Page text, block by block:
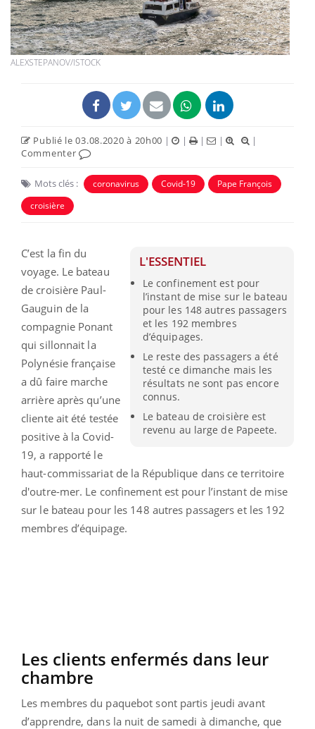
ALEXSTEPANOV/ISTOCK
Publié le 03.08.2020 à 20h00 | | | |
|
Commenter
Mots clés : coronavirus Covid-19
Pape François
croisière
L'ESSENTIEL
Le confinement est pour
l’instant de mise sur le bateau
pour les 148 autres passagers
et les 192 membres
d’équipages.
Le reste des passagers a été
testé ce dimanche mais les
résultats ne sont pas encore
connus.
Le bateau de croisière est
revenu au large de Papeete.
C’est la fin du
voyage. Le bateau
de croisière Paul-
Gauguin de la
compagnie Ponant
qui sillonnait la
Polynésie française
a dû faire marche
arrière après qu’une
cliente ait été testée
positive à la Covid-
19, a rapporté le
haut-commissariat de la République dans ce territoire
d'outre-mer. Le confinement est pour l’instant de mise
sur le bateau pour les 148 autres passagers et les 192
membres d’équipage.
Les clients enfermés dans leur
chambre
Les membres du paquebot sont partis jeudi avant
d’apprendre, dans la nuit de samedi à dimanche, que